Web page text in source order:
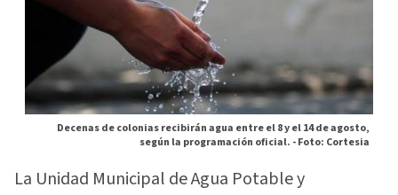
Decenas de colonias recibirán agua entre el 8 y el 14 de agosto,
según la programación oficial. -Foto: Cortesia
La Unidad Municipal de Agua Potable y